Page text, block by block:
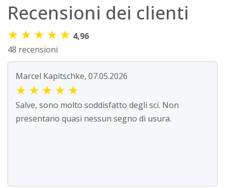
Recensioni dei clienti
★ ★ ★ ★ ★ 4,96
48 recensioni
Marcel Kapitschke, 07.05.2026
★ ★ ★ ★ ★
Salve, sono molto soddisfatto degli sci. Non
presentano quasi nessun segno di usura.